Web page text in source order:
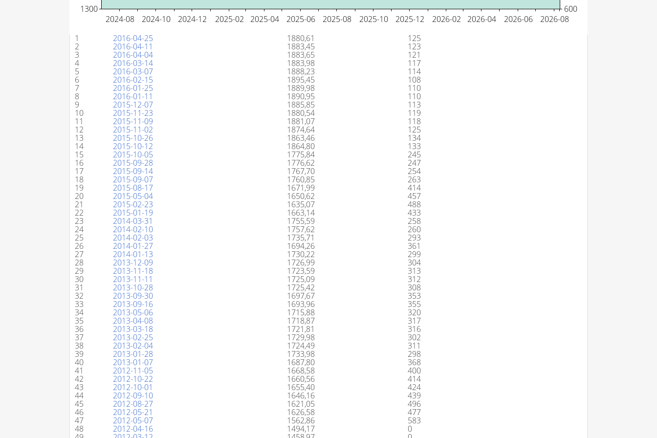
1 2016-04-25 1880,61 125
2 2016-04-11 1883,45 123
3 2016-04-04 1883,65 121
4 2016-03-14 1883,98 117
5 2016-03-07 1888,23 114
6 2016-02-15 1895,45 108
7 2016-01-25 1889,98 110
8 2016-01-11 1890,95 110
9 2015-12-07 1885,85 113
10 2015-11-23 1880,54 119
11 2015-11-09 1881,07 118
12 2015-11-02 1874,64 125
13 2015-10-26 1863,46 134
14 2015-10-12 1864,80 133
15 2015-10-05 1775,84 245
16 2015-09-28 1776,62 247
17 2015-09-14 1767,70 254
18 2015-09-07 1760,85 263
19 2015-08-17 1671,99 414
20 2015-05-04 1650,62 457
21 2015-02-23 1635,07 488
22 2015-01-19 1663,14 433
23 2014-03-31 1755,59 258
24 2014-02-10 1757,62 260
25 2014-02-03 1735,71 293
26 2014-01-27 1694,26 361
27 2014-01-13 1730,22 299
28 2013-12-09 1726,99 304
29 2013-11-18 1723,59 313
30 2013-11-11 1725,09 312
31 2013-10-28 1725,42 308
32 2013-09-30 1697,67 353
33 2013-09-16 1693,96 355
34 2013-05-06 1715,88 320
35 2013-04-08 1718,87 317
36 2013-03-18 1721,81 316
37 2013-02-25 1729,98 302
38 2013-02-04 1724,49 311
39 2013-01-28 1733,98 298
40 2013-01-07 1687,80 368
41 2012-11-05 1668,58 400
42 2012-10-22 1660,56 414
43 2012-10-01 1655,40 424
44 2012-09-10 1646,16 439
45 2012-08-27 1621,05 496
46 2012-05-21 1626,58 477
47 2012-05-07 1562,86 583
48 2012-04-16 1494,17 0